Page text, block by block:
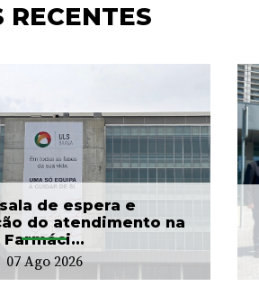
RECENTES
de espera e
do atendimento na
Farmáci...
07 Ago 2026
Hospitalização
da ULS Braga
mais...
24 Jul 2026